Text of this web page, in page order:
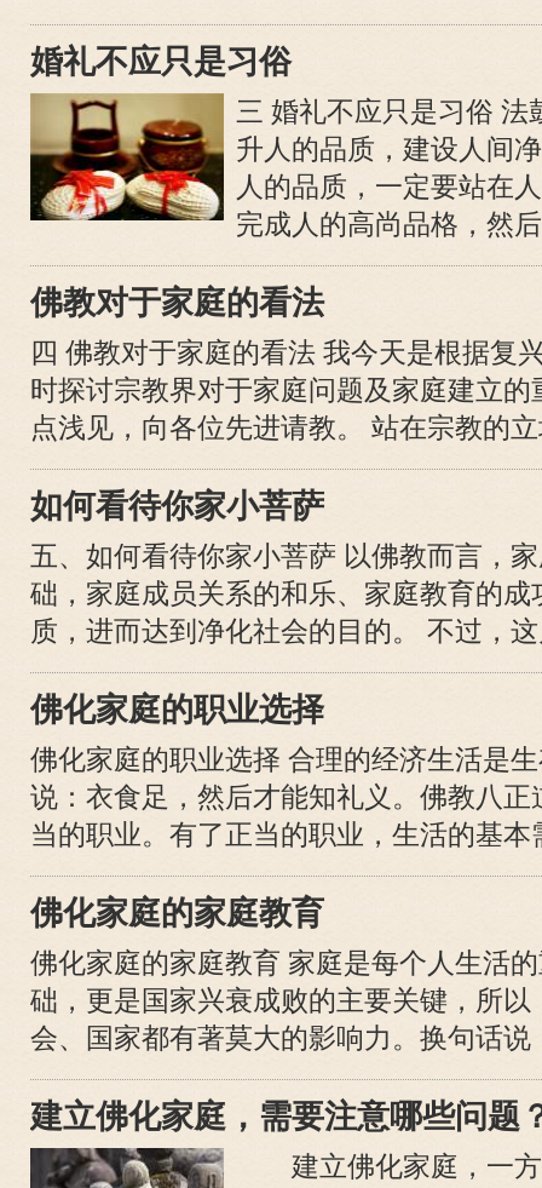
婚礼不应只是习俗
三 婚礼不应只是习俗 法
升人的品质，建设人间
人的品质，一定要站在
完成人的高尚品格，然
佛教对于家庭的看法
四 佛教对于家庭的看法 我今天是根据复
时探讨宗教界对于家庭问题及家庭建立
点浅见，向各位先进请教。 站在宗教的
如何看待你家小菩萨
五、如何看待你家小菩萨 以佛教而言，
础，家庭成员关系的和乐、家庭教育的
质，进而达到净化社会的目的。 不过，
佛化家庭的职业选择
佛化家庭的职业选择 合理的经济生活是
说：衣食足，然后才能知礼义。佛教八
当的职业。有了正当的职业，生活的基本
佛化家庭的家庭教育
佛化家庭的家庭教育 家庭是每个人生活
础，更是国家兴衰成败的主要关键，所
会、国家都有著莫大的影响力。换句话说
建立佛化家庭，需要注意哪些问题
建立佛化家庭，一方